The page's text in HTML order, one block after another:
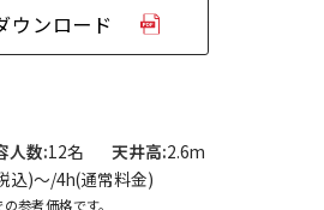
ウンロード
人数 12名 天井高 2.6m
込)〜/4h(通常料金)
参考価格です。